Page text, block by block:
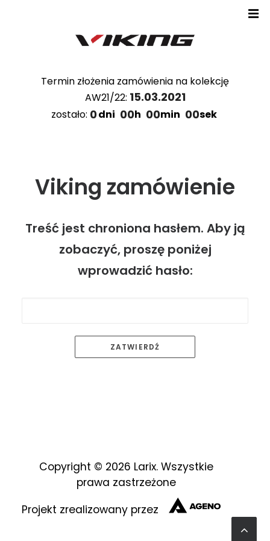
Termin złożenia zamówienia na kolekcję
AW21/22: 15.03.2021
zostało: 0dni 00h 00min 00sek
Katalogi
Technologie
Zamówienie
Zobacz inne marki:
Viking zamówienie
Treść jest chroniona hasłem. Aby ją
zobaczyć, proszę poniżej
wprowadzić hasło:
Copyright © 2026 Larix. Wszystkie
prawa zastrzeżone
Projekt zrealizowany przez